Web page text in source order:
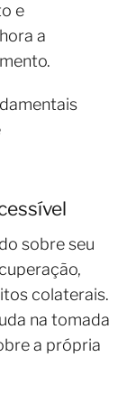
e
a
sobre seu
colaterais.
na tomada
a própria